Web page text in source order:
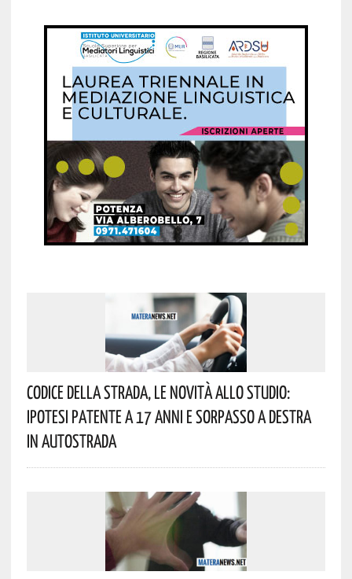
Codice Della Strada, Le Novità Allo Studio:
Ipotesi Patente A 17 Anni E Sorpasso A Destra
In Autostrada